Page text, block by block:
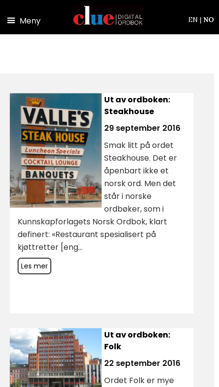
Meny EN | NO
Ut av ordboken:
Steakhouse
29 september 2016
Smak litt på ordet
Steakhouse. Det er
åpenbart ikke et
norsk ord. Men det
står i norske
ordbøker, som i
Kunnskapforlagets Norsk Ordbok, klart
definert: «Restaurant spesialisert på
kjøttretter [eng...
Les mer
Ut av ordboken:
Folk
22 september 2016
Ordet Folk er mye